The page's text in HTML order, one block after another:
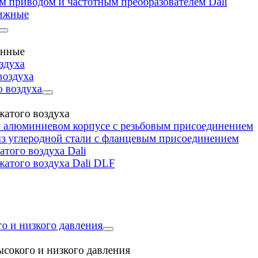
воздуха
воздуха
корпусе с резьбовым присоединением
углеродной стали с фланцевым присоединением
воздуха Dali
воздуха Dali DLF
и низкого давления
и низкого давления